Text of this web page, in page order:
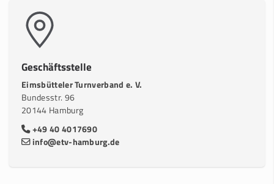
Geschäftsstelle
Eimsbütteler Turnverband e. V.
Bundesstr. 96
20144 Hamburg
+49 40 4017690
info@etv-hamburg.de